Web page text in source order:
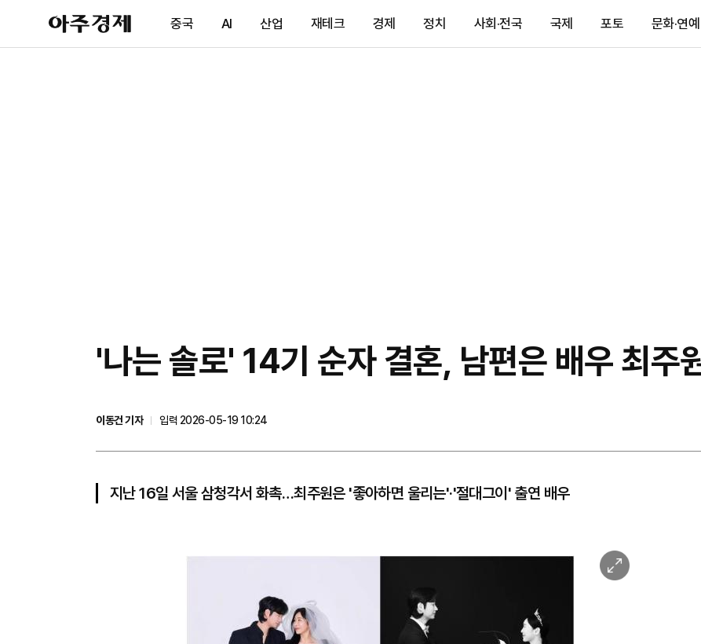
아
주
제
중국 AI 산업 재테크 경제 정치 사회·전국 국제 포토 문화·연예
'나는 솔로' 14기 순자 결혼, 남편은 배우 최주
이동건 기자
입력 2026-05-19 10:24
지난 16일 서울 삼청각서 화촉…최주원은 '좋아하면 울리는'·'절대그이' 출연 배우
이
미